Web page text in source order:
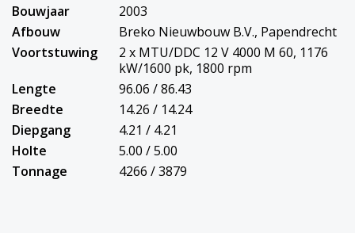
Bouwjaar
2003
Afbouw
Breko Nieuwbouw B.V., Papendrecht
Voortstuwing
2 x MTU/DDC 12 V 4000 M 60, 1176
kW/1600 pk, 1800 rpm
Lengte
96.06 / 86.43
Breedte
14.26 / 14.24
Diepgang
4.21 / 4.21
Holte
5.00 / 5.00
Tonnage
4266 / 3879